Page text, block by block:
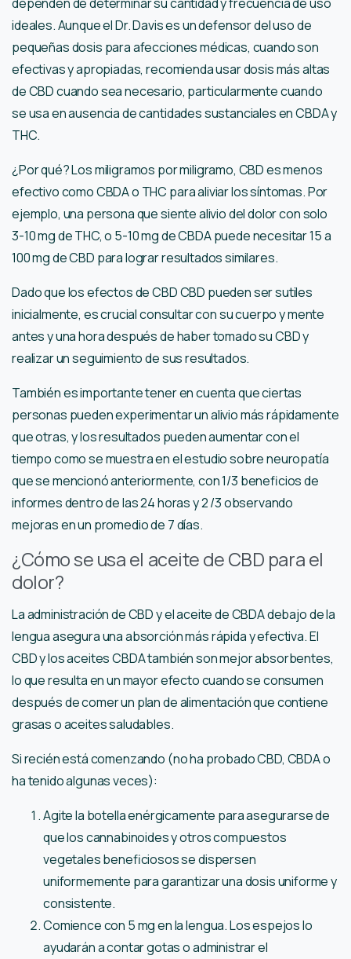
ideales. Aunque el Dr. Davis es un defensor del uso de
pequeñas dosis para afecciones médicas, cuando son
efectivas y apropiadas, recomienda usar dosis más altas
de CBD cuando sea necesario, particularmente cuando
se usa en ausencia de cantidades sustanciales en CBDA y
THC.
¿Por qué? Los miligramos por miligramo, CBD es menos
efectivo como CBDA o THC para aliviar los síntomas. Por
ejemplo, una persona que siente alivio del dolor con solo
3-10 mg de THC, o 5-10 mg de CBDA puede necesitar 15 a
100 mg de CBD para lograr resultados similares.
Dado que los efectos de CBD CBD pueden ser sutiles
inicialmente, es crucial consultar con su cuerpo y mente
antes y una hora después de haber tomado su CBD y
realizar un seguimiento de sus resultados.
También es importante tener en cuenta que ciertas
personas pueden experimentar un alivio más rápidamente
que otras, y los resultados pueden aumentar con el
tiempo como se muestra en el estudio sobre neuropatía
que se mencionó anteriormente, con 1/3 beneficios de
informes dentro de las 24 horas y 2 /3 observando
mejoras en un promedio de 7 días.
¿Cómo se usa el aceite de CBD para el
dolor?
La administración de CBD y el aceite de CBDA debajo de la
lengua asegura una absorción más rápida y efectiva. El
CBD y los aceites CBDA también son mejor absorbentes,
lo que resulta en un mayor efecto cuando se consumen
después de comer un plan de alimentación que contiene
grasas o aceites saludables.
Si recién está comenzando (no ha probado CBD, CBDA o
ha tenido algunas veces):
Agite la botella enérgicamente para asegurarse de
que los cannabinoides y otros compuestos
vegetales beneficiosos se dispersen
uniformemente para garantizar una dosis uniforme y
consistente.
Comience con 5 mg en la lengua. Los espejos lo
ayudarán a contar gotas o administrar el